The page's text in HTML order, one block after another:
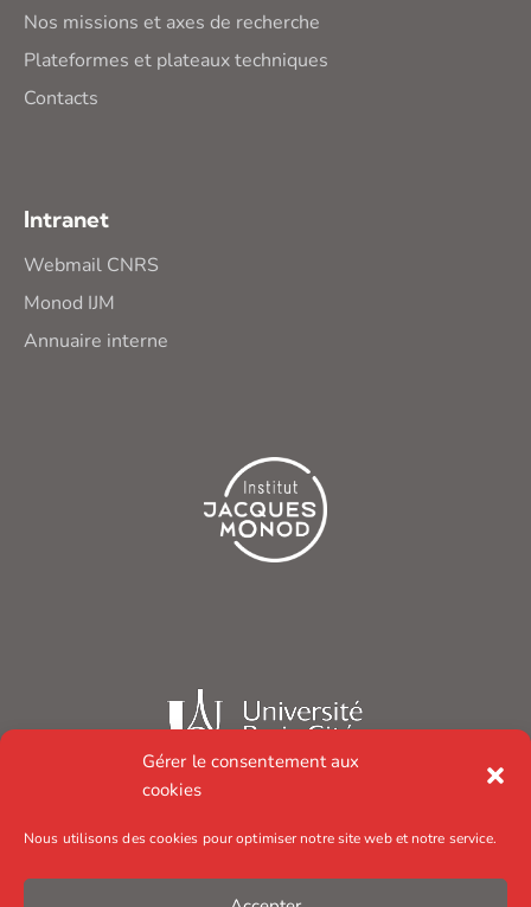
Gérer le consentement aux
cookies
Nous utilisons des cookies pour optimiser notre site web et notre service.
Nos missions et axes de recherche
Plateformes et plateaux techniques
Contacts
Intranet
Webmail CNRS
Monod IJM
Annuaire interne